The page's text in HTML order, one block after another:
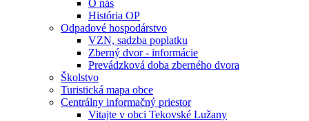
O nás
História OP
Odpadové hospodárstvo
VZN, sadzba poplatku
Zberný dvor - informácie
Prevádzková doba zberného dvora
Školstvo
Turistická mapa obce
Centrálny informačný priestor
Vitajte v obci Tekovské Lužany